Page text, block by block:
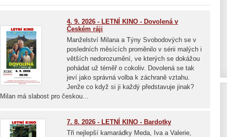
4. 9. 2026 - LETNÍ KINO - Dovolená v
Českém ráji
Manželství Milana a Týny Svobodových se v
posledních měsících proměnilo v sérii malých i
větších nedorozumění, ve kterých se dokážou
pohádat už téměř o cokoliv. Dovolená se tak
jeví jako správná volba k záchraně vztahu.
Jenže co když si ji každý představuje jinak?
Milan má slabost pro českou...
7. 8. 2026 - LETNÍ KINO - Bardotky
Tři nejlepší kamarádky Meda, Iva a Valerie,